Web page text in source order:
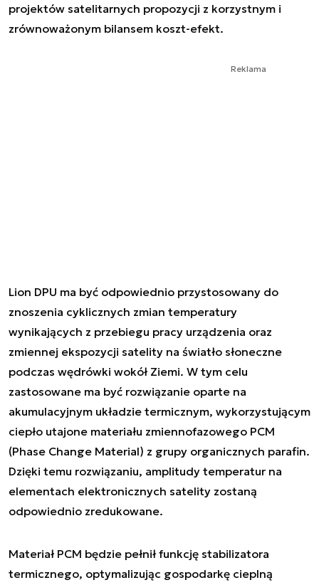
projektów satelitarnych propozycji z korzystnym i
zrównoważonym bilansem koszt-efekt.
Reklama
Lion DPU ma być odpowiednio przystosowany do
znoszenia cyklicznych zmian temperatury
wynikających z przebiegu pracy urządzenia oraz
zmiennej ekspozycji satelity na światło słoneczne
podczas wędrówki wokół Ziemi. W tym celu
zastosowane ma być rozwiązanie oparte na
akumulacyjnym układzie termicznym, wykorzystującym
ciepło utajone materiału zmiennofazowego PCM
(Phase Change Material) z grupy organicznych parafin.
Dzięki temu rozwiązaniu, amplitudy temperatur na
elementach elektronicznych satelity zostaną
odpowiednio zredukowane.
Materiał PCM będzie pełnił funkcję stabilizatora
termicznego, optymalizując gospodarkę cieplną